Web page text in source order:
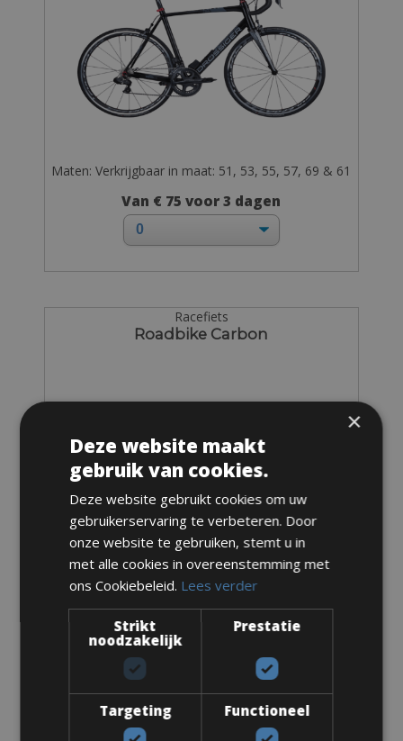
Maten: Verkrijgbaar in maat: 51, 53, 55, 57, 69 & 61
Van € 75 voor 3 dagen
Racefiets
Roadbike Carbon
Maten: Verkrijgbaar in alle maten
Van € 85 voor 3 dagen
×
Deze website maakt
gebruik van cookies.
Deze website gebruikt cookies om uw
gebruikerservaring te verbeteren. Door
onze website te gebruiken, stemt u in
met alle cookies in overeenstemming met
ons Cookiebeleid. Lees verder
Strikt
noodzakelijk
Prestatie
Targeting Functioneel